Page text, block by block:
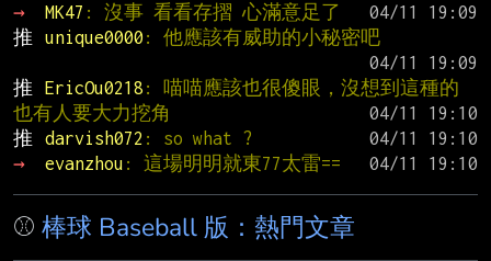
→
MK47 : 沒事 看看存摺 心滿意足了
推
unique0000 : 他應該有威助的小秘密吧
推
EricOu0218 : 喵喵應該也很傻眼，沒想到這種的
也有人要大力挖角
推
darvish072 : so what ?
→
evanzhou : 這場明明就東77太雷==
⚾ 棒球 Baseball 版：熱門文章